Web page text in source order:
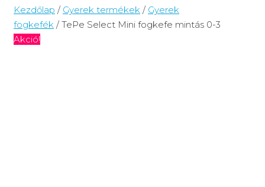
Kezdőlap / Gyerek termékek / Gyerek
fogkefék / TePe Select Mini fogkefe mintás 0-3
Akció!